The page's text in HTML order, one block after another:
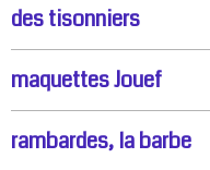
des tisonniers
maquettes Jouef
rambardes, la barbe